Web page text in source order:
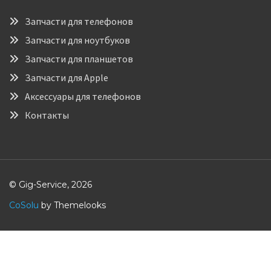
Запчасти для телефонов
Запчасти для ноутбуков
Запчасти для планшетов
Запчасти для Apple
Аксессуары для телефонов
Контакты
© Gig-Service, 2026
CoSolu by Themelooks